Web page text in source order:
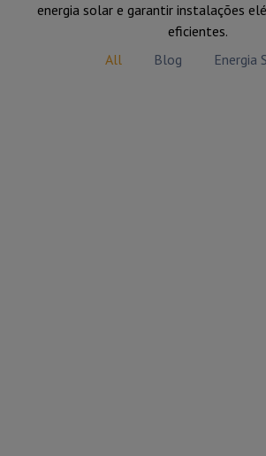
energia solar e garantir instalações
eficientes.
All
Blog Energia